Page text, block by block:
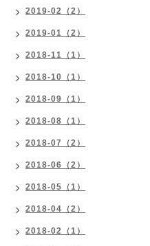
2019-02（2）
2019-01（2）
2018-11（1）
2018-10（1）
2018-09（1）
2018-08（1）
2018-07（2）
2018-06（2）
2018-05（1）
2018-04（2）
2018-02（1）